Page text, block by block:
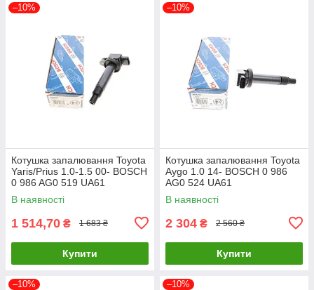
–10%
Котушка запалювання Toyota
Yaris/Prius 1.0-1.5 00- BOSCH
0 986 AG0 519 UA61
В наявності
1 514,70 ₴ 1 683 ₴
Купити
–10%
Котушка запалювання Toyota
Aygo 1.0 14- BOSCH 0 986
AG0 524 UA61
В наявності
2 304 ₴ 2 560 ₴
Купити
–10% –10%